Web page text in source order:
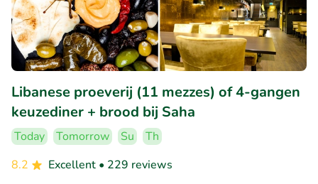
Libanese proeverij (11 mezzes) of 4-gangen
keuzediner + brood bij Saha
Today Tomorrow Su
Th
8.2
Excellent • 229 reviews